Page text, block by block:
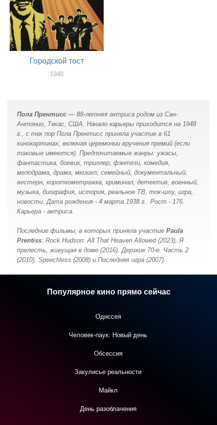
Городской тост
1948
Пола Прентисс — 88-летняя актриса родом из Сан-
Антонио, Техас, США. Начало карьеры приходится на 1948
г., с тех пор Пола Прентисс принялa участие в 61
кинокартинах, включая церемонии вручения премий (если
таковые имеются). Предпочитаемые жанры: ужасы,
фантастика, боевик, триллер, фэнтези, комедия,
мелодрама, драма, мюзикл, семейный, документальный,
вестерн, короткометражка, криминал, детектив, военный,
музыка, биография, история, реальное ТВ, ток-шоу, игра,
новости. Дата рождения - 4 марта 1938 г.. Рост - 176.
Карьера - актриса.
Последние фильмы, в которых принялa участие Paula
Prentiss: Rock Hudson: All That Heaven Allowed (2023), Я
прелесть, живущая в доме (2016), Дерзкие 70-е. Часть 2
(2010), Speechless (2008) и Последняя игра (2007).
Популярное кино прямо сейчас
Одиссея
Человек-паук: Новый день
Обсессия
Закулисье реальности
Майкл
День разоблачения